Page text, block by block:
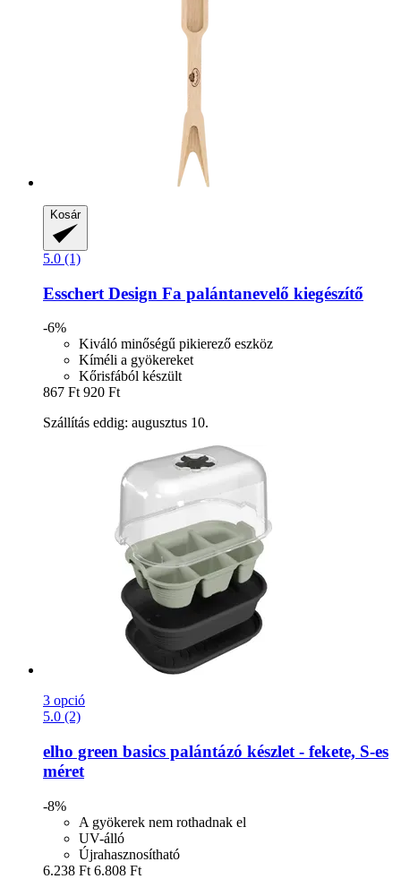
Kosár
5.0 (1)
Esschert Design Fa palántanevelő kiegészítő
-6%
Kiváló minőségű pikierező eszköz
Kíméli a gyökereket
Kőrisfából készült
867 Ft 920 Ft
Szállítás eddig: augusztus 10.
3 opció
5.0 (2)
elho green basics palántázó készlet -​ fekete, S-​es
méret
-8%
A gyökerek nem rothadnak el
UV-álló
Újrahasznosítható
6.238 Ft 6.808 Ft